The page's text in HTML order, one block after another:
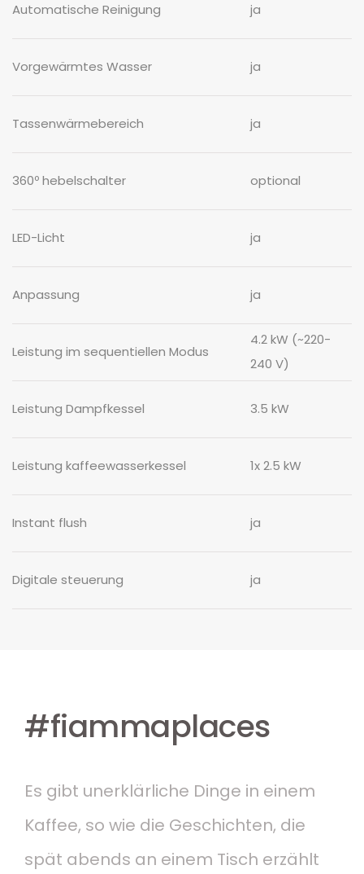
Automatische Reinigung ja
Vorgewärmtes Wasser ja
Tassenwärmebereich ja
360º hebelschalter optional
LED-Licht ja
Anpassung ja
Leistung im sequentiellen Modus
4.2 kW (~220-
240 V)
Leistung Dampfkessel 3.5 kW
Leistung kaffeewasserkessel 1x 2.5 kW
Instant flush ja
Digitale steuerung ja
#fiammaplaces
Es gibt unerklärliche Dinge in einem
Kaffee, so wie die Geschichten, die
spät abends an einem Tisch erzählt